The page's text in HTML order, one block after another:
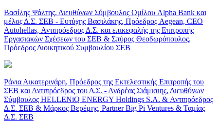
Βασίλης Ψάλτης, Διευθύνων Σύμβουλος Ομίλου Alpha Bank και
μέλος Δ.Σ. ΣΕΒ - Ευτύχης Βασιλάκης, Πρόεδρος Aegean, CEO
Autohellas, Αντιπρόεδρος Δ.Σ. και επικεφαλής της Επιτροπής
Εργασιακών Σχέσεων του ΣΕΒ & Σπύρος Θεοδωρόπουλος,
Πρόεδρος Διοικητικού Συμβουλίου ΣΕΒ
Ράνια Αικατερινάρη, Πρόεδρος της Εκτελεστικής Επιτροπής του
ΣΕΒ και Αντιπρόεδρος του Δ.Σ. - Ανδρέας Σιάμισιης, Διευθύνων
Σύμβουλος HELLENiQ ENERGY Holdings S.A. & Αντιπρόεδρος
Δ.Σ. ΣΕΒ & Μάρκος Βερέμης, Partner Big Pi Ventures & Ταμίας
Δ.Σ. ΣΕΒ